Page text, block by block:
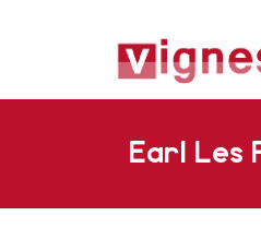
Earl Les